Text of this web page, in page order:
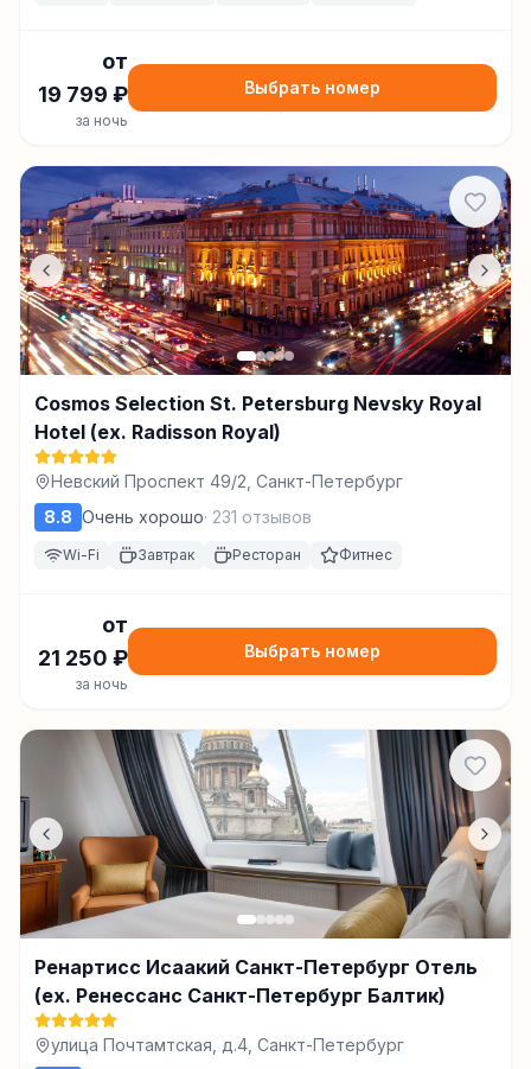
от
19 799 ₽
за ночь
Выбрать номер
Cosmos Selection St. Petersburg Nevsky Royal
Hotel (ex. Radisson Royal)
Невский Проспект 49/2, Санкт-Петербург
8.8 Очень хорошо· 231 отзывов
Wi-Fi Завтрак Ресторан Фитнес
от
21 250 ₽
за ночь
Выбрать номер
Ренартисс Исаакий Санкт-Петербург Отель
(ex. Ренессанс Санкт-Петербург Балтик)
улица Почтамтская, д.4, Санкт-Петербург